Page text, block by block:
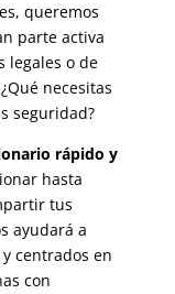
queremos
parte activa
legales o de
necesitas
seguridad?
rápido y
hasta
tus
ayudará a
centrados en
con